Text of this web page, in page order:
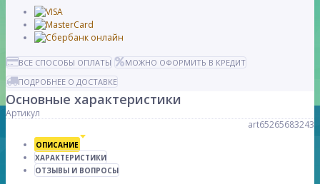
ВСЕ СПОСОБЫ ОПЛАТЫ
МОЖНО ОФОРМИТЬ В КРЕДИТ
ПОДРОБНЕЕ О ДОСТАВКЕ
Основные характеристики
Артикул
art65265683243
ОПИСАНИЕ
ХАРАКТЕРИСТИКИ
ОТЗЫВЫ И ВОПРОСЫ